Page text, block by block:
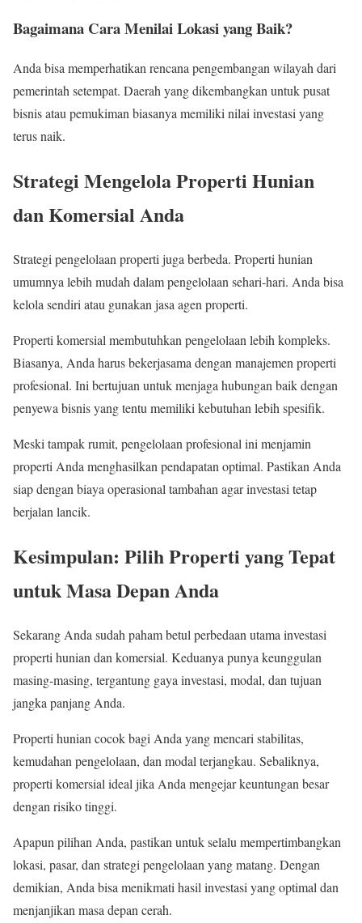
Bagaimana Cara Menilai Lokasi yang Baik?
Anda bisa memperhatikan rencana pengembangan wilayah dari
pemerintah setempat. Daerah yang dikembangkan untuk pusat
bisnis atau pemukiman biasanya memiliki nilai investasi yang
terus naik.
Strategi Mengelola Properti Hunian
dan Komersial Anda
Strategi pengelolaan properti juga berbeda. Properti hunian
umumnya lebih mudah dalam pengelolaan sehari-hari. Anda bisa
kelola sendiri atau gunakan jasa agen properti.
Properti komersial membutuhkan pengelolaan lebih kompleks.
Biasanya, Anda harus bekerjasama dengan manajemen properti
profesional. Ini bertujuan untuk menjaga hubungan baik dengan
penyewa bisnis yang tentu memiliki kebutuhan lebih spesifik.
Meski tampak rumit, pengelolaan profesional ini menjamin
properti Anda menghasilkan pendapatan optimal. Pastikan Anda
siap dengan biaya operasional tambahan agar investasi tetap
berjalan lancik.
Kesimpulan: Pilih Properti yang Tepat
untuk Masa Depan Anda
Sekarang Anda sudah paham betul perbedaan utama investasi
properti hunian dan komersial. Keduanya punya keunggulan
masing-masing, tergantung gaya investasi, modal, dan tujuan
jangka panjang Anda.
Properti hunian cocok bagi Anda yang mencari stabilitas,
kemudahan pengelolaan, dan modal terjangkau. Sebaliknya,
properti komersial ideal jika Anda mengejar keuntungan besar
dengan risiko tinggi.
Apapun pilihan Anda, pastikan untuk selalu mempertimbangkan
lokasi, pasar, dan strategi pengelolaan yang matang. Dengan
demikian, Anda bisa menikmati hasil investasi yang optimal dan
menjanjikan masa depan cerah.